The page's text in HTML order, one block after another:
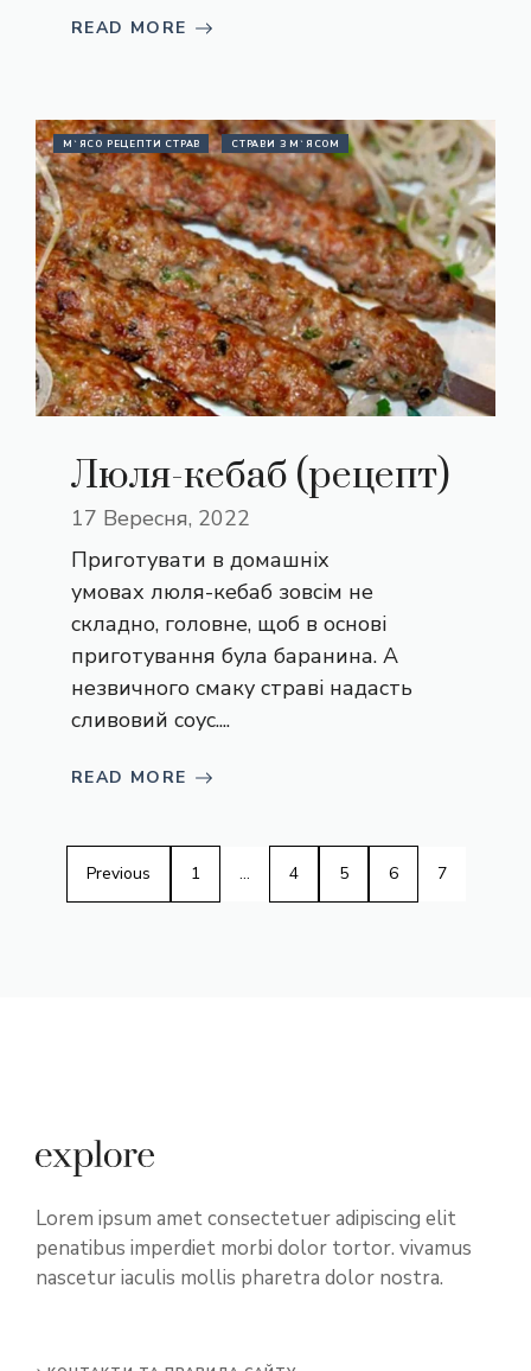
READ MORE
М`ЯСО РЕЦЕПТИ СТРАВ СТРАВИ З М`ЯСОМ
Люля-кебаб (рецепт)
17 Вересня, 2022
Приготувати в домашніх
умовах люля-кебаб зовсім не
складно, головне, щоб в основі
приготування була баранина. А
незвичного смаку страві надасть
сливовий соус....
READ MORE
Previous 1 … 4 5 6 7
Lorem ipsum amet consectetuer adipiscing elit
penatibus imperdiet morbi dolor tortor. vivamus
nascetur iaculis mollis pharetra dolor nostra.